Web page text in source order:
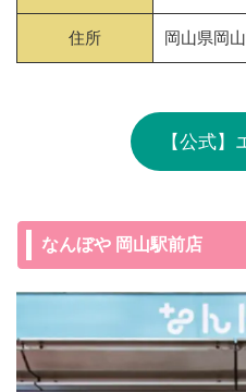
住所 岡山県岡
【公式】
なんぼや 岡山駅前店